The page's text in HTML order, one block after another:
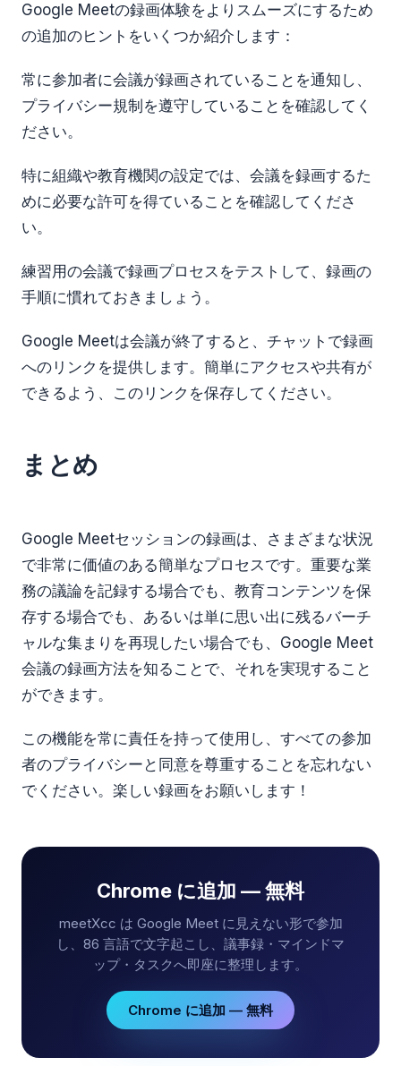
Google Meetの録画体験をよりスムーズにするため
の追加のヒントをいくつか紹介します：
常に参加者に会議が録画されていることを通知し、
プライバシー規制を遵守していることを確認してく
ださい。
特に組織や教育機関の設定では、会議を録画するた
めに必要な許可を得ていることを確認してくださ
い。
練習用の会議で録画プロセスをテストして、録画の
手順に慣れておきましょう。
Google Meetは会議が終了すると、チャットで録画
へのリンクを提供します。簡単にアクセスや共有が
できるよう、このリンクを保存してください。
まとめ
Google Meetセッションの録画は、さまざまな状況
で非常に価値のある簡単なプロセスです。重要な業
務の議論を記録する場合でも、教育コンテンツを保
存する場合でも、あるいは単に思い出に残るバーチ
ャルな集まりを再現したい場合でも、Google Meet
会議の録画方法を知ることで、それを実現すること
ができます。
この機能を常に責任を持って使用し、すべての参加
者のプライバシーと同意を尊重することを忘れない
でください。楽しい録画をお願いします！
Chrome に追加 — 無料
meetXcc は Google Meet に見えない形で参加
し、86 言語で文字起こし、議事録・マインドマ
ップ・タスクへ即座に整理します。
Chrome に追加 — 無料